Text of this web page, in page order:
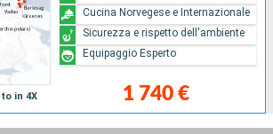
in 4X 1 740 €
Cucina Norvegese e Internazionale
Sicurezza e rispetto dell'ambiente
Equipaggio Esperto